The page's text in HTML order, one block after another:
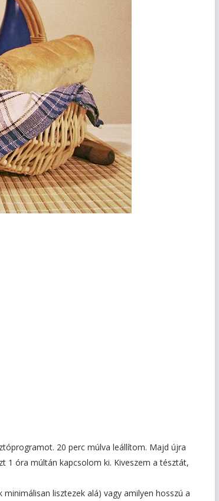
20 perc múlva leállítom. Majd újra
1 óra múltán kapcsolom ki. Kiveszem a tésztát,
lisztezek alá) vagy amilyen hosszú a